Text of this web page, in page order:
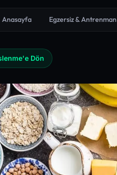
Anasayfa Egzersiz & Antrenman
Dön